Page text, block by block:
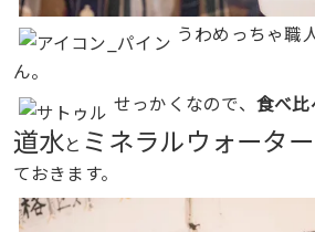
うわめっちゃ職
ん。
せっかくなので、 食べ比
道水と ミネラルウォーター
ておきます。